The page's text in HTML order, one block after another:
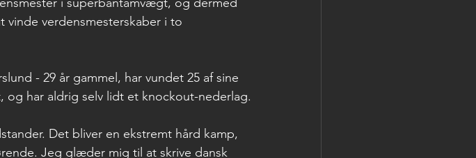
vinde verdensmesterskaber i to
- 29 år gammel, har vundet 25 af sine
og har aldrig selv lidt et knockout-nederlag.
Det bliver en ekstremt hård kamp,
Jeg glæder mig til at skrive dansk